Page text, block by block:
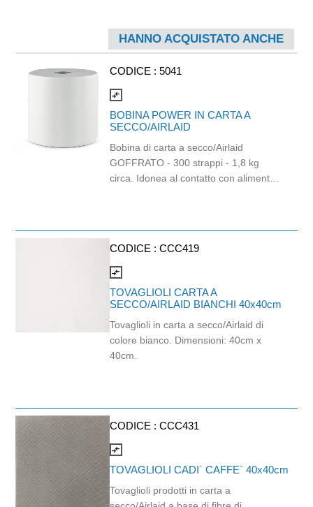
HANNO ACQUISTATO ANCHE
CODICE : 5041
compare_arrows
BOBINA POWER IN CARTA A
SECCO/AIRLAID
Bobina di carta a secco/Airlaid
GOFFRATO - 300 strappi - 1,8 kg
circa. Idonea al contatto con alimenti.
CODICE : CCC419
compare_arrows
TOVAGLIOLI CARTA A
SECCO/AIRLAID BIANCHI 40x40cm
Tovaglioli in carta a secco/Airlaid di
colore bianco. Dimensioni: 40cm x
40cm.
CODICE : CCC431
compare_arrows
TOVAGLIOLI CADI` CAFFE` 40x40cm
Tovaglioli prodotti in carta a